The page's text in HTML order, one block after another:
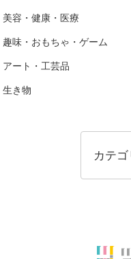
美容・健康・医療
趣味・おもちゃ・ゲーム
アート・工芸品
生き物
カテ